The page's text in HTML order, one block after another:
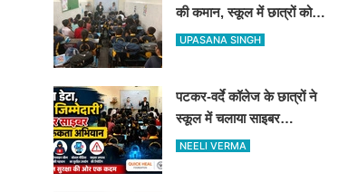
की कमान, स्कूल में छात्रों को
सिखाए ऑनलाइन फ्रॉड से
UPASANA SINGH
पटकर-वर्दे कॉलेज के छात्रों ने
स्कूल में चलाया साइबर
जागरूकता अभियान, डिजिटल
NEELI VERMA